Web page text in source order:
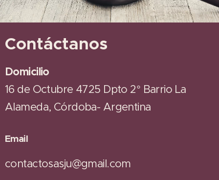
Contáctanos
Domicilio
16 de Octubre 4725 Dpto 2° Barrio La
Alameda, Córdoba- Argentina
Email
contactosasju@gmail.com